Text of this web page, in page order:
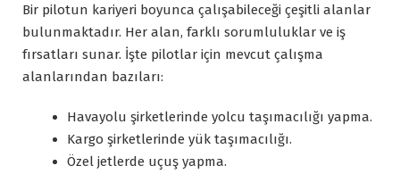
Bir pilotun kariyeri boyunca çalışabileceği çeşitli alanlar
bulunmaktadır. Her alan, farklı sorumluluklar ve iş
fırsatları sunar. İşte pilotlar için mevcut çalışma
alanlarından bazıları:
Havayolu şirketlerinde yolcu taşımacılığı yapma.
Kargo şirketlerinde yük taşımacılığı.
Özel jetlerde uçuş yapma.